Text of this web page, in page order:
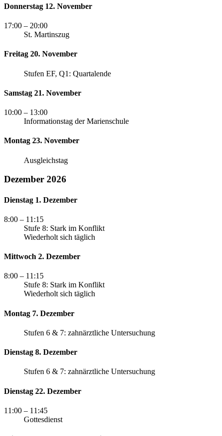
Donnerstag 12. November
17:00 – 20:00
St. Martinszug
Freitag 20. November
Stufen EF, Q1: Quartalende
Samstag 21. November
10:00 – 13:00
Informationstag der Marienschule
Montag 23. November
Ausgleichstag
Dezember 2026
Dienstag 1. Dezember
8:00 – 11:15
Stufe 8: Stark im Konflikt
Wiederholt sich täglich
Mittwoch 2. Dezember
8:00 – 11:15
Stufe 8: Stark im Konflikt
Wiederholt sich täglich
Montag 7. Dezember
Stufen 6 & 7: zahnärztliche Untersuchung
Dienstag 8. Dezember
Stufen 6 & 7: zahnärztliche Untersuchung
Dienstag 22. Dezember
11:00 – 11:45
Gottesdienst